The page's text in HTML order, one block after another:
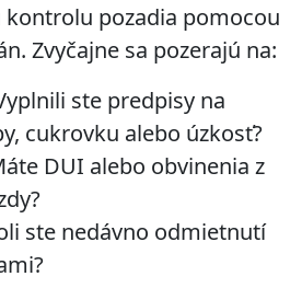
pozadia pomocou
Zvyčajne sa pozerajú na:
ste predpisy na
cukrovku alebo úzkosť?
DUI alebo obvinenia z
ste nedávno odmietnutí